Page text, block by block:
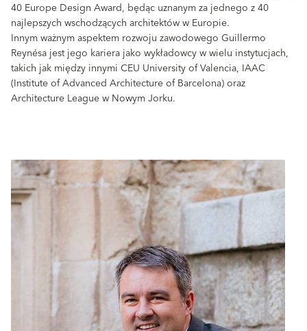
40 Europe Design Award, będąc uznanym za jednego z 40
najlepszych wschodzących architektów w Europie.
Innym ważnym aspektem rozwoju zawodowego Guillermo
Reynésa jest jego kariera jako wykładowcy w wielu instytucjach,
takich jak między innymi CEU University of Valencia, IAAC
(Institute of Advanced Architecture of Barcelona) oraz
Architecture League w Nowym Jorku.